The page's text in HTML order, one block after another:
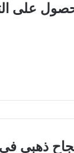
على
ذهبي في